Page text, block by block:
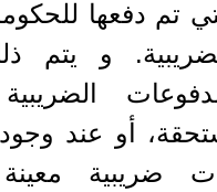
تم دفعها
و يتم
أو عند
ضريبية